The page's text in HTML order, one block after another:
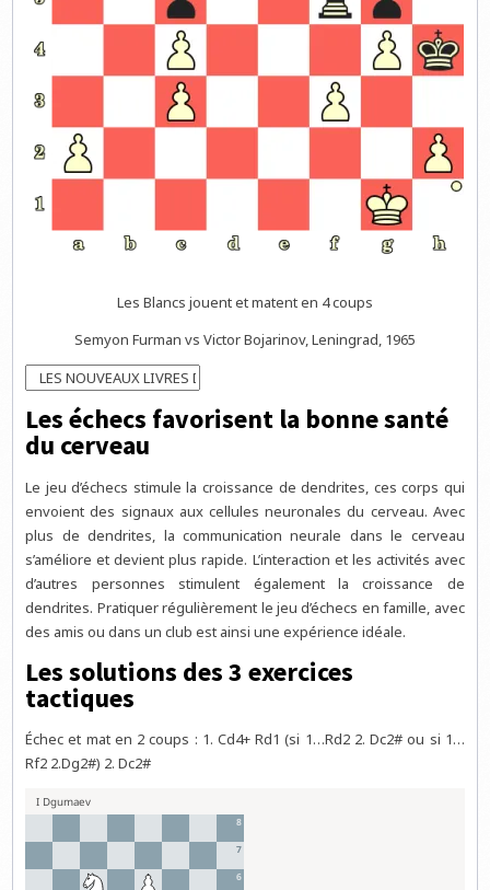
Les Blancs jouent et matent en 4 coups
Semyon Furman vs Victor Bojarinov, Leningrad, 1965
Les échecs favorisent la bonne santé
du cerveau
Le jeu d’échecs stimule la croissance de dendrites, ces corps qui
envoient des signaux aux cellules neuronales du cerveau. Avec
plus de dendrites, la communication neurale dans le cerveau
s’améliore et devient plus rapide. L’interaction et les activités avec
d’autres personnes stimulent également la croissance de
dendrites. Pratiquer régulièrement le jeu d’échecs en famille, avec
des amis ou dans un club est ainsi une expérience idéale.
Les solutions des 3 exercices
tactiques
Échec et mat en 2 coups : 1. Cd4+ Rd1 (si 1…Rd2 2. Dc2# ou si 1…
Rf2 2.Dg2#) 2. Dc2#